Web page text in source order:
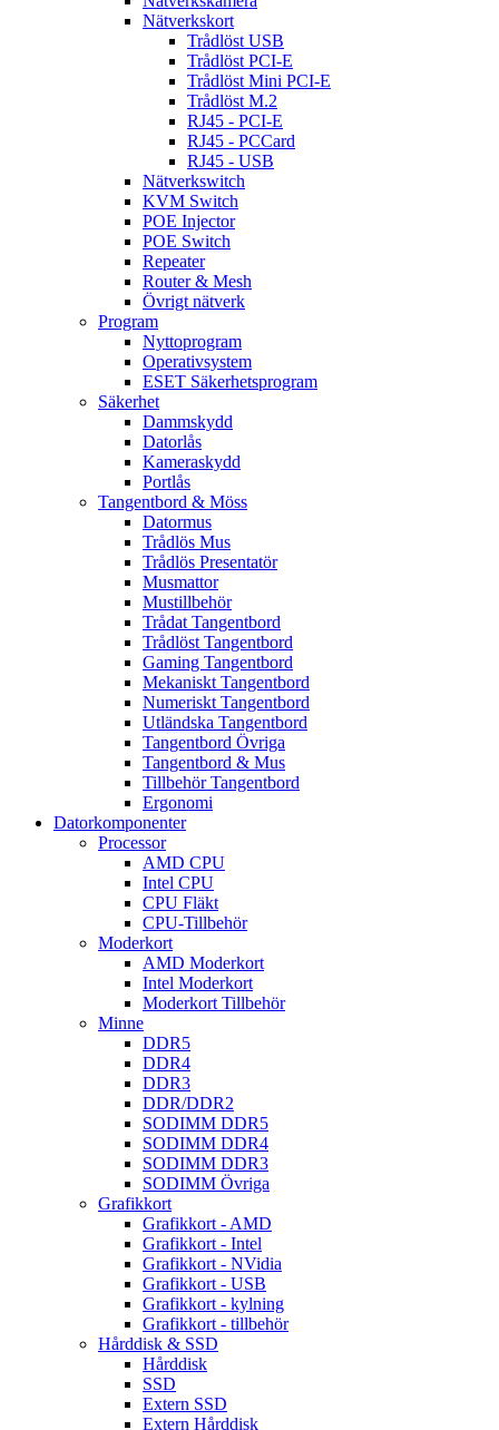
Nätverkskort
Trådlöst USB
Trådlöst PCI-E
Trådlöst Mini PCI-E
Trådlöst M.2
RJ45 - PCI-E
RJ45 - PCCard
RJ45 - USB
Nätverkswitch
KVM Switch
POE Injector
POE Switch
Repeater
Router & Mesh
Övrigt nätverk
Program
Nyttoprogram
Operativsystem
ESET Säkerhetsprogram
Säkerhet
Dammskydd
Datorlås
Kameraskydd
Portlås
Tangentbord & Möss
Datormus
Trådlös Mus
Trådlös Presentatör
Musmattor
Mustillbehör
Trådat Tangentbord
Trådlöst Tangentbord
Gaming Tangentbord
Mekaniskt Tangentbord
Numeriskt Tangentbord
Utländska Tangentbord
Tangentbord Övriga
Tangentbord & Mus
Tillbehör Tangentbord
Ergonomi
Datorkomponenter
Processor
AMD CPU
Intel CPU
CPU Fläkt
CPU-Tillbehör
Moderkort
AMD Moderkort
Intel Moderkort
Moderkort Tillbehör
Minne
DDR5
DDR4
DDR3
DDR/DDR2
SODIMM DDR5
SODIMM DDR4
SODIMM DDR3
SODIMM Övriga
Grafikkort
Grafikkort - AMD
Grafikkort - Intel
Grafikkort - NVidia
Grafikkort - USB
Grafikkort - kylning
Grafikkort - tillbehör
Hårddisk & SSD
Hårddisk
SSD
Extern SSD
Extern Hårddisk